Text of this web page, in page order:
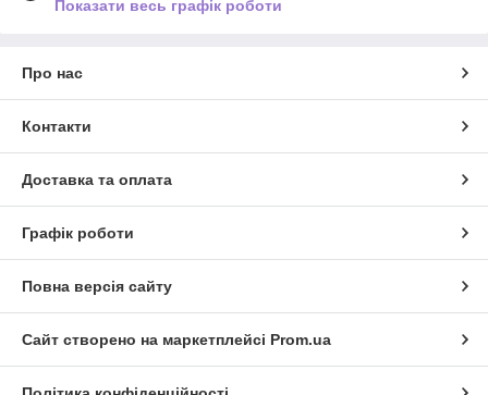
Показати весь графік роботи
Про нас
Контакти
Доставка та оплата
Графік роботи
Повна версія сайту
Сайт створено на маркетплейсі Prom.ua